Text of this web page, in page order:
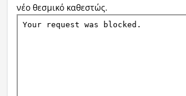
νέο θεσμικό καθεστώς.